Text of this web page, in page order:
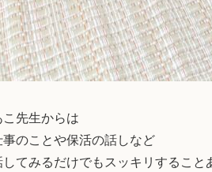
先生からは
のことや保活の話しなど
てみるだけでもスッキリすること